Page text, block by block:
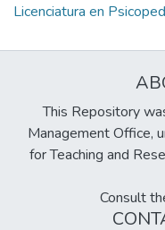
Licenciatura en
This Repository
Management Office,
for Teaching and
Consult